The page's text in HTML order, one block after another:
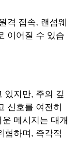
격 접속, 랜섬웨
이어질 수 있습
있지만, 주의 깊
신호를 여전히
메시지는 대개
협하며, 즉각적